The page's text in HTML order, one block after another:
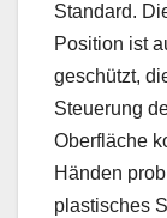
Standard.
Position ist
geschützt,
Steuerung
Oberfläche
Händen
plastisches